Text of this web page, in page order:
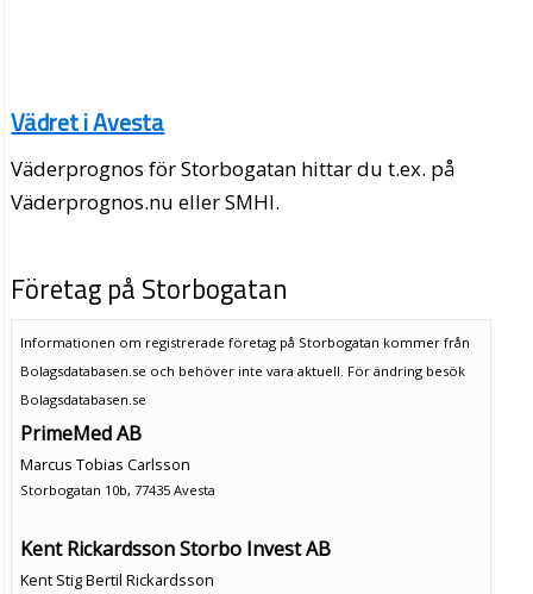
Vädret i Avesta
Väderprognos för Storbogatan hittar du t.ex. på
Väderprognos.nu eller SMHI.
Företag på Storbogatan
Informationen om registrerade företag på Storbogatan kommer från
Bolagsdatabasen.se och behöver inte vara aktuell. För ändring besök
Bolagsdatabasen.se
PrimeMed AB
Marcus Tobias Carlsson
Storbogatan 10b, 77435 Avesta
Kent Rickardsson Storbo Invest AB
Kent Stig Bertil Rickardsson